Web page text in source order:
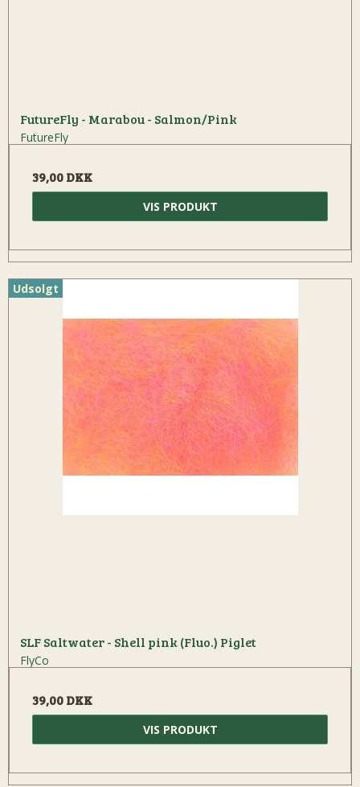
FutureFly - Marabou - Salmon/Pink
FutureFly
39,00 DKK
VIS PRODUKT
Udsolgt
SLF Saltwater - Shell pink (Fluo.) Piglet
FlyCo
39,00 DKK
VIS PRODUKT